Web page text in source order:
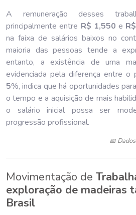
A remuneração desses
principalmente entre R$ 1,550 e
na faixa de salários baixos no
maioria das pessoas tende a
entanto, a existência de uma
evidenciada pela diferença entre
5%, indica que há oportunidades
o tempo e a aquisição de mais
o salário inicial possa ser
progressão profissional.
📅
Movimentação de
exploração de madeiras
Brasil